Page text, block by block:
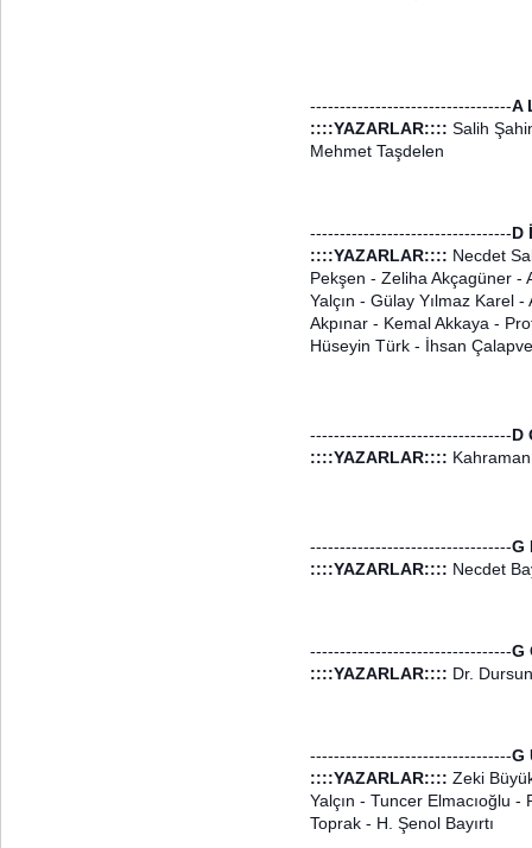
----------------------------------A
::::YAZARLAR:::: Salih
Mehmet Taşdelen
----------------------------------D
::::YAZARLAR:::: Necdet
Pekşen - Zeliha Akçagüner -
Yalçın - Gülay Yılmaz Karel
Akpınar - Kemal Akkaya -
Hüseyin Türk - İhsan
----------------------------------D
::::YAZARLAR::::
----------------------------------G
::::YAZARLAR:::: Necdet
----------------------------------G
::::YAZARLAR:::: Dr.
----------------------------------G
::::YAZARLAR:::: Zeki
Yalçın - Tuncer Elmacıoğlu
Toprak - H. Şenol Bayırtı